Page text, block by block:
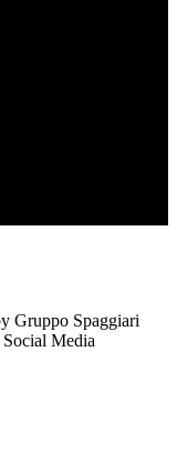
Gruppo Spaggiari
Media